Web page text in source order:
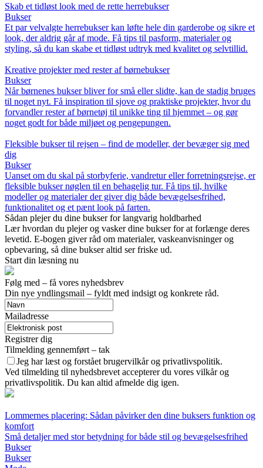
Skab et tidløst look med de rette herrebukser
Bukser
Et par velvalgte herrebukser kan løfte hele din garderobe og sikre et
look, der aldrig går af mode. Få tips til pasform, materialer og
styling, så du kan skabe et tidløst udtryk med kvalitet og selvtillid.
Kreative projekter med rester af børnebukser
Bukser
Når børnenes bukser bliver for små eller slidte, kan de stadig bruges
til noget nyt. Få inspiration til sjove og praktiske projekter, hvor du
forvandler rester af børnetøj til unikke ting til hjemmet – og gør
noget godt for både miljøet og pengepungen.
Fleksible bukser til rejsen – find de modeller, der bevæger sig med
dig
Bukser
Uanset om du skal på storbyferie, vandretur eller forretningsrejse, er
fleksible bukser nøglen til en behagelig tur. Få tips til, hvilke
modeller og materialer der giver dig både bevægelsesfrihed,
funktionalitet og et pænt look på farten.
Sådan plejer du dine bukser for langvarig holdbarhed
Lær hvordan du plejer og vasker dine bukser for at forlænge deres
levetid. E-bogen giver råd om materialer, vaskeanvisninger og
opbevaring, så dine bukser altid ser friske ud.
Start din læsning nu
Følg med – få vores nyhedsbrev
Din nye yndlingsmail – fyldt med indsigt og konkrete råd.
Mailadresse
Registrer dig
Tilmelding gennemført – tak
Jeg har læst og forstået brugervilkår og privatlivspolitik.
Ved tilmelding til nyhedsbrevet accepterer du vores vilkår og
privatlivspolitik. Du kan altid afmelde dig igen.
Lommernes placering: Sådan påvirker den dine buksers funktion og
komfort
Små detaljer med stor betydning for både stil og bevægelsesfrihed
Bukser
Bukser